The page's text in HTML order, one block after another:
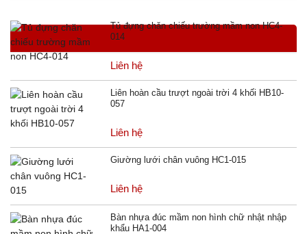
Tủ đựng chăn chiếu trường mầm non HC4-
014
Liên hệ
Liên hoàn cầu trượt ngoài trời 4 khối HB10-
057
Liên hệ
Giường lưới chân vuông HC1-015
Liên hệ
Bàn nhựa đúc mầm non hình chữ nhật nhập
khẩu HA1-004